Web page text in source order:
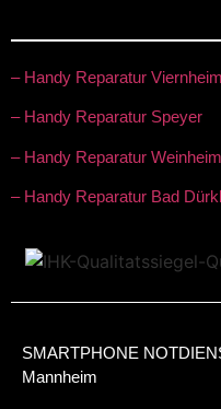
– Handy Reparatur Viernheim
– Handy Reparatur Speyer
– Handy Reparatur Weinheim
– Handy Reparatur Bad
SMARTPHONE
Mannheim